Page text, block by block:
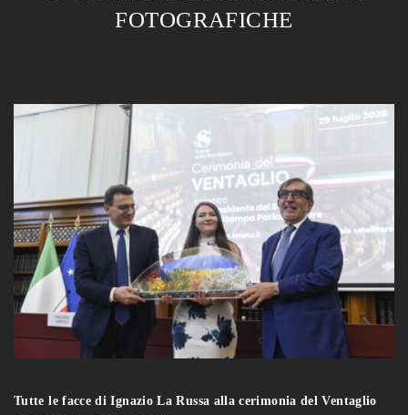
FOTOGRAFICHE
Tutte le facce di Ignazio La Russa alla cerimonia del Ventaglio